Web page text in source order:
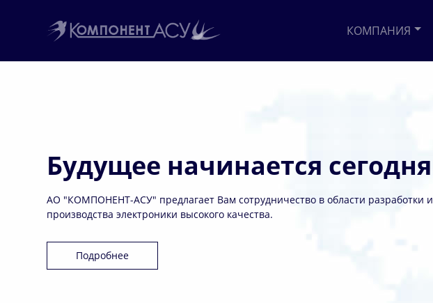
КОМПАНИЯ
Будущее начинается сегодня
АО "КОМПОНЕНТ-АСУ" предлагает Вам сотрудничество в области разработки и
производства электроники высокого качества.
Подробнее